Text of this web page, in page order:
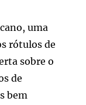
uma
rótulos de
sobre o
de
bem